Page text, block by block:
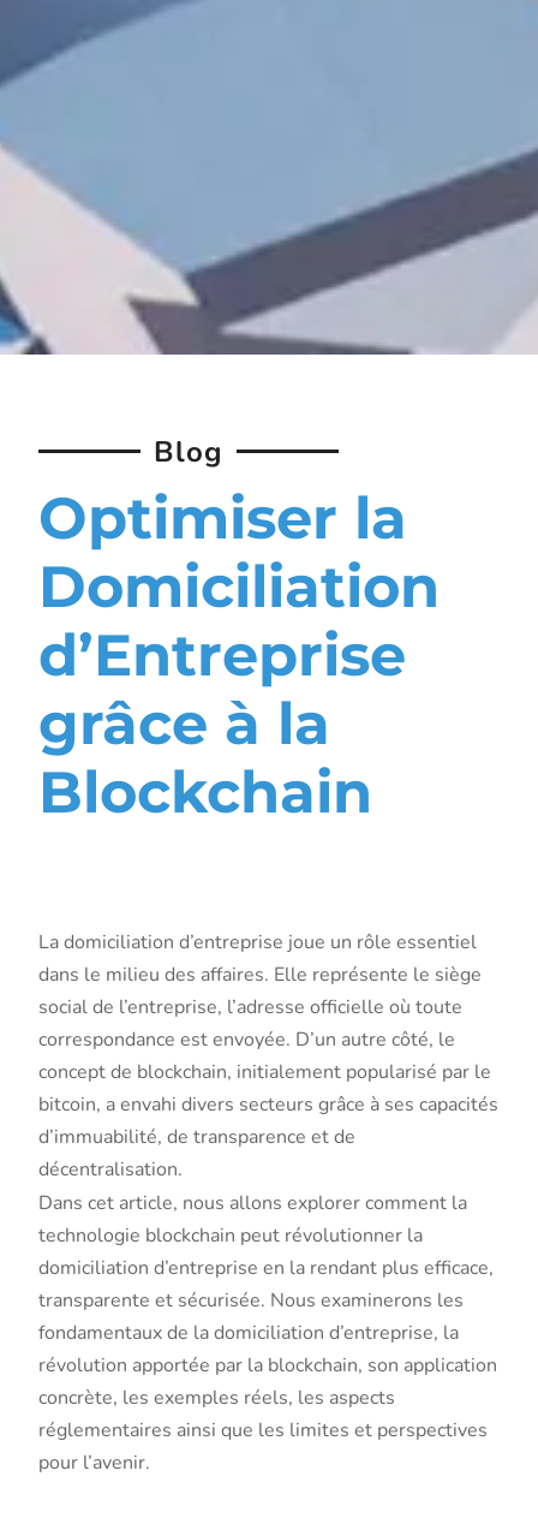
Blog
Optimiser la
Domiciliation
d’Entreprise
grâce à la
Blockchain
La domiciliation d’entreprise joue un rôle essentiel
dans le milieu des affaires. Elle représente le siège
social de l’entreprise, l’adresse officielle où toute
correspondance est envoyée. D’un autre côté, le
concept de blockchain, initialement popularisé par le
bitcoin, a envahi divers secteurs grâce à ses capacités
d’immuabilité, de transparence et de
décentralisation.
Dans cet article, nous allons explorer comment la
technologie blockchain peut révolutionner la
domiciliation d’entreprise en la rendant plus efficace,
transparente et sécurisée. Nous examinerons les
fondamentaux de la domiciliation d’entreprise, la
révolution apportée par la blockchain, son application
concrète, les exemples réels, les aspects
réglementaires ainsi que les limites et perspectives
pour l’avenir.